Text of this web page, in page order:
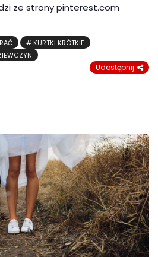
ze strony pinterest.com
KURTKI KRÓTKIE
Udostępnij